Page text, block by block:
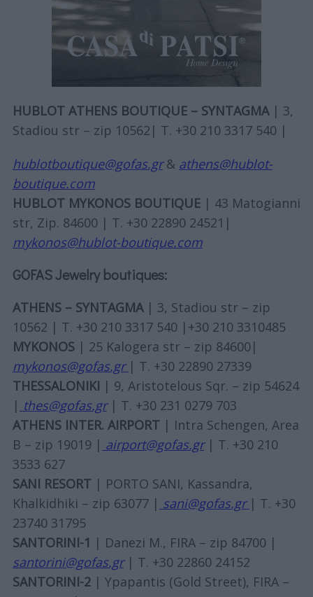
HUBLOT ATHENS BOUTIQUE – SYNTAGMA| 3,
Stadiou str – zip 10562| T. +30 210 3317 540 |
hublotboutique@gofas.gr & athens@hublot-
boutique.com
HUBLOT MYKONOS BOUTIQUE| 43 Matogianni
str, Zip. 84600 | T. +30 22890 24521|
mykonos@hublot-boutique.com
GOFAS Jewelry boutiques:
ATHENS – SYNTAGMA| 3, Stadiou str – zip
10562 | T. +30 210 3317 540 |+30 210 3310485
MYKONOS| 25 Kalogera str – zip 84600|
mykonos@gofas.gr | T. +30 22890 27339
THESSALONIKI | 9, Aristotelous Sqr. – zip 54624
| thes@gofas.gr| T. +30 231 0279 703
ATHENS INTER. AIRPORT| Intra Schengen, Area
B – zip 19019 | airport@gofas.gr| T. +30 210
3533 627
SANI RESORT| PORTO SANI, Kassandra,
Khalkidhiki – zip 63077 | sani@gofas.gr | Τ. +30
23740 31795
SANTORINI-1 | Danezi M., FIRA – zip 84700 |
santorini@gofas.gr| Τ. +30 22860 24152
SANTORINI-2| Ypapantis (Gold Street), FIRA –